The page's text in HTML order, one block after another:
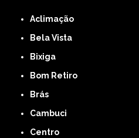
Aclimação
Bela Vista
Bixiga
Bom Retiro
Brás
Cambuci
Centro